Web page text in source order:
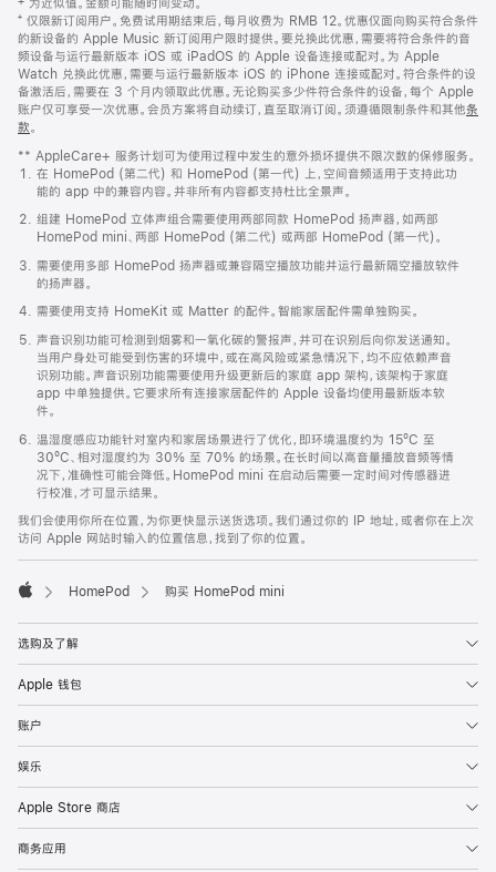
页
页
脚
注
‡ 为近似值。金额可能随时间变动。
⁺ 仅限新订阅用户。免费试用期结束后，每月收费为 RMB 12。优惠仅面向购买符合条件
的新设备的 Apple Music 新订阅用户限时提供。要兑换此优惠，需要将符合条件的音
频设备与运行最新版本 iOS 或 iPadOS 的 Apple 设备连接或配对。为 Apple
Watch 兑换此优惠，需要与运行最新版本 iOS 的 iPhone 连接或配对。符合条件的设
备激活后，需要在 3 个月内领取此优惠。无论购买多少件符合条件的设备，每个 Apple
账户仅可享受一次优惠。会员方案将自动续订，直至取消订阅。须遵循限制条件和其他条
款。
窗
口
中
打
开)
** AppleCare+ 服务计划可为使用过程中发生的意外损坏提供不限次数的保修服务。
在 HomePod (第二代) 和 HomePod (第一代) 上，空间音频适用于支持此功
能的 app 中的兼容内容。并非所有内容都支持杜比全景声。
组建 HomePod 立体声组合需要使用两部同款 HomePod 扬声器，如两部
HomePod mini、两部 HomePod (第二代) 或两部 HomePod (第一代)。
需要使用多部 HomePod 扬声器或兼容隔空播放功能并运行最新隔空播放软件
的扬声器。
需要使用支持 HomeKit 或 Matter 的配件。智能家居配件需单独购买。
声音识别功能可检测到烟雾和一氧化碳的警报声，并可在识别后向你发送通知。
当用户身处可能受到伤害的环境中，或在高风险或紧急情况下，均不应依赖声音
识别功能。声音识别功能需要使用升级更新后的家庭 app 架构，该架构于家庭
app 中单独提供。它要求所有连接家居配件的 Apple 设备均使用最新版本软
件。
温湿度感应功能针对室内和家居场景进行了优化，即环境温度约为 15ºC 至
30ºC、相对湿度约为 30% 至 70% 的场景。在长时间以高音量播放音频等情
况下，准确性可能会降低。HomePod mini 在启动后需要一定时间对传感器进
行校准，才可显示结果。
我们会使用你所在位置，为你更快显示送货选项。我们通过你的 IP 地址，或者你在上次
访问 Apple 网站时输入的位置信息，找到了你的位置。
HomePod 购买 HomePod mini
选购及了解
Apple 钱包
账户
娱乐
Apple Store 商店
商务应用